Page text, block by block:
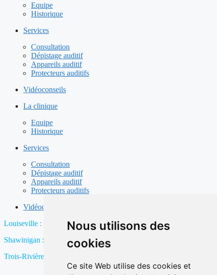
Nous utilisons des
cookies
Ce site Web utilise des cookies et
Equipe
Historique
Services
Consultation
Dépistage auditif
Appareils auditif
Protecteurs auditifs
Vidéoconseils
La clinique
Equipe
Historique
Services
Consultation
Dépistage auditif
Appareils auditif
Protecteurs auditifs
Vidéoconseils
Louiseville :
819 228-8328
Shawinigan :
819 537-1717
Trois-Rivières :